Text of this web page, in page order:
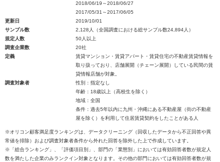
2018/06/19～2018/06/27
2017/05/31～2017/06/05
更新日
2019/10/01
サンプル数
2,128人（全国調査における総サンプル数24,894人）
規定人数
50人以上
調査企業数
20社
定義
賃貸マンション・賃貸アパート・賃貸住宅の不動産賃貸情報を
取り扱っており、店舗展開（チェーン展開）している民間の賃
貸情報店舗が対象。
調査対象者
性別：指定なし
年齢：18歳以上（高校生を除く）
地域：全国
条件：過去5年以内に九州・沖縄にある不動産屋（街の不動産
屋を除く）を利用して住居賃貸契約をしたことがある人
※オリコン顧客満足度ランキングは、データクリーニング（回収したデータから不正回答や異
常値を排除）および調査対象者条件から外れた回答を除外した上で作成しています。
※「総合ランキング」、「評価項目別」、部門の「業態別」においては有効回答者数が規定人
数を満たした企業のみランクイン対象となります。その他の部門においては有効回答者数が規